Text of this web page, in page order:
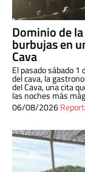
Dominio de
burbujas en
Cava
El pasado sábado 1
del cava, la
del Cava, una cita
las noches más
06/08/2026